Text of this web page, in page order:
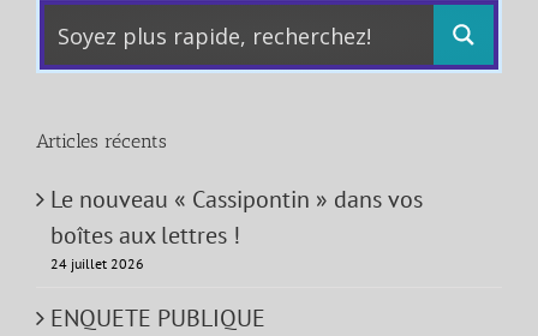
Articles récents
Le nouveau « Cassipontin » dans vos
boîtes aux lettres !
24 juillet 2026
ENQUETE PUBLIQUE